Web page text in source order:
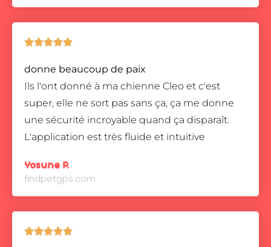

donne beaucoup de paix
Ils l'ont donné à ma chienne Cleo et c'est
super, elle ne sort pas sans ça, ça me donne
une sécurité incroyable quand ça disparaît.
L'application est très fluide et intuitive
Yosune P.
findpetgps.com
